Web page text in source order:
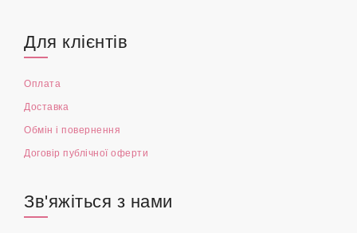
Для клієнтів
Оплата
Доставка
Обмін і повернення
Договір публічної оферти
Зв'яжіться з нами